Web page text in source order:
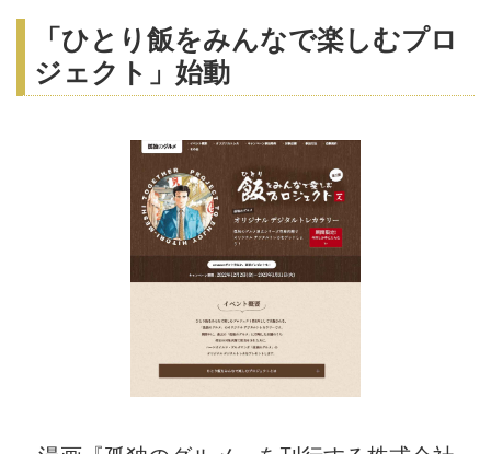
「ひとり飯をみんなで楽しむプロ
ジェクト」始動